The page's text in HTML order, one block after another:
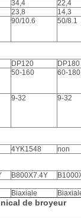
34,4
22,4
23,8
14,3
90/10.6 50/8.1
DP120
DP180
50-160 60-180
9-32 9-32
4YK1548
non
B800X7.4Y
Biaxiale
de broyeur